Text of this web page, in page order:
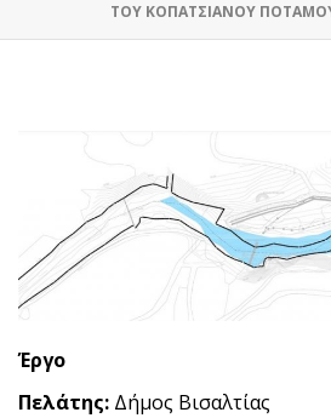
ΤΟΥ ΚΟΠΑΤΣΙΑΝΟΥ
Έργο
Πελάτης: Δήμος Βισαλτίας